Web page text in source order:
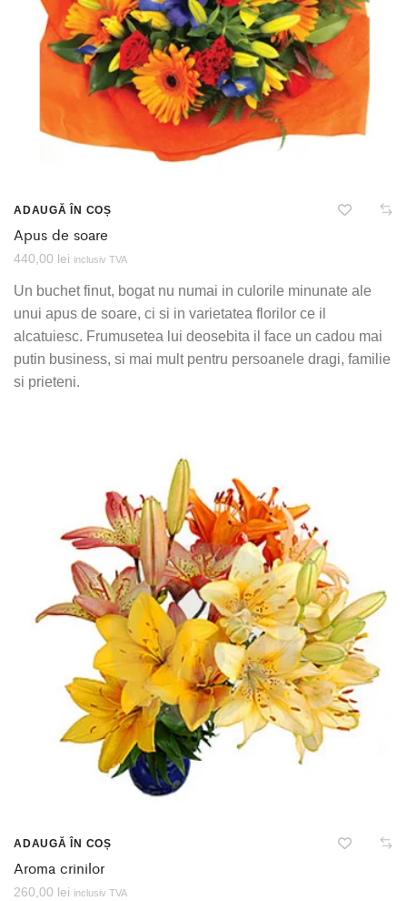
ADAUGĂ ÎN COȘ
Apus de soare
440,00 lei inclusiv TVA
Un buchet finut, bogat nu numai in culorile minunate ale
unui apus de soare, ci si in varietatea florilor ce il
alcatuiesc. Frumusetea lui deosebita il face un cadou mai
putin business, si mai mult pentru persoanele dragi, familie
si prieteni.
ADAUGĂ ÎN COȘ
Aroma crinilor
260,00 lei inclusiv TVA